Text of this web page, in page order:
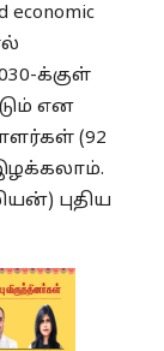
க்குள்
என
(92
புதிய